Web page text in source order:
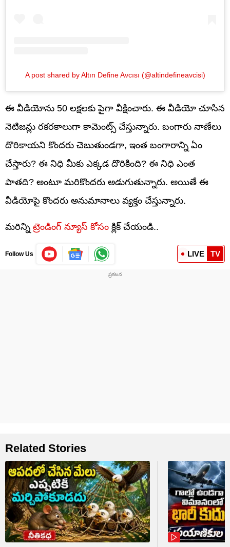
A post shared by Altın Define Avcısı (@altindefineavcisi)
ఈ వీడియోను 50 లక్షలకు పైగా వీక్షించారు. ఈ వీడియో చూసిన
నెటిజన్లు రకరకాలుగా కామెంట్స్ చేస్తున్నారు. బంగారు నాణేలు
దొరికాయని కొందరు చెబుతుండగా, ఇంత బంగారాన్ని ఏం
చేస్తారు? ఈ నిధి మీకు ఎక్కడ దొరికింది? ఈ నిధి ఎంత
పాతది? అంటూ మరికొందరు అడుగుతున్నారు. అయితే ఈ
వీడియోపై కొందరు అనుమానాలు వ్యక్తం చేస్తున్నారు.
మరిన్ని ట్రెండింగ్ న్యూస్ కోసం క్లిక్ చేయండి..
Follow Us LIVE TV
Related Stories